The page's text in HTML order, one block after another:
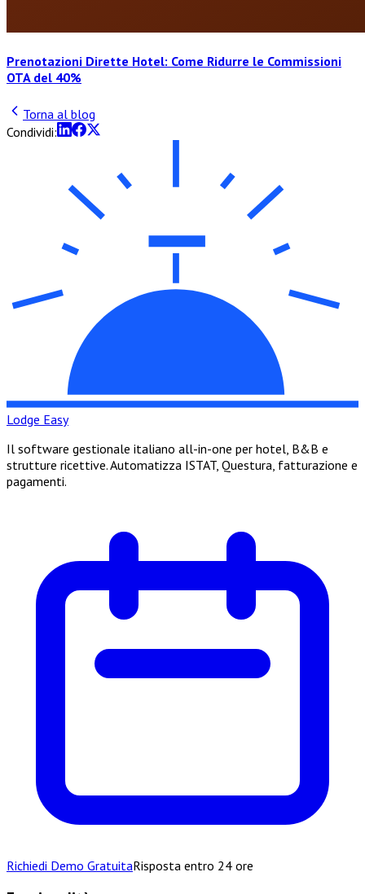
Prenotazioni Dirette Hotel: Come Ridurre le Commissioni
OTA del 40%
Torna al blog
Condividi:
Lodge Easy
Il software gestionale italiano all-in-one per hotel, B&B e
strutture ricettive. Automatizza ISTAT, Questura, fatturazione e
pagamenti.
Richiedi Demo GratuitaRisposta entro 24 ore